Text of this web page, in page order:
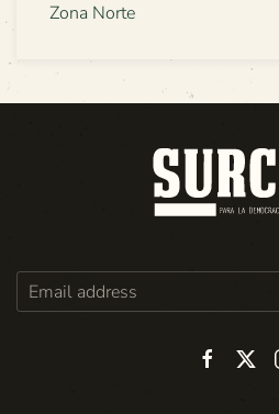
Zona Norte